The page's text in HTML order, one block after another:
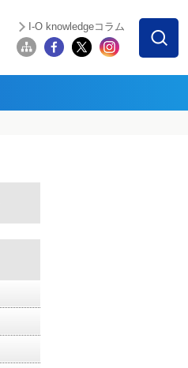
I-O knowledgeコラム